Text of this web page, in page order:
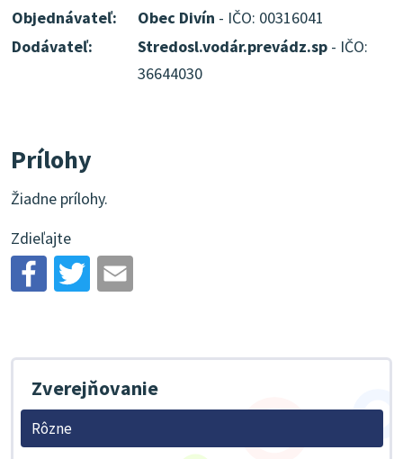
Objednávateľ:
Obec Divín - IČO: 00316041
Dodávateľ:
Stredosl.vodár.prevádz.sp - IČO:
36644030
Prílohy
Žiadne prílohy.
Zdieľajte
Zverejňovanie
Rôzne